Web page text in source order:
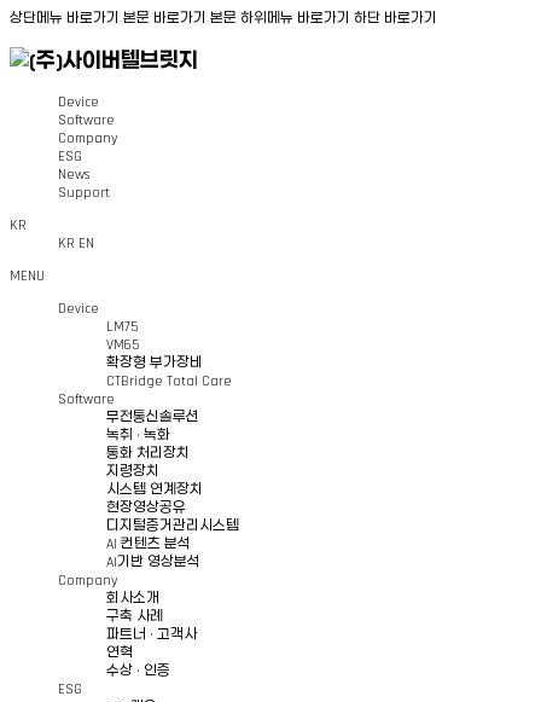
상단메뉴 바로가기 본문 바로가기 본문 하위메뉴 바로가기 하단 바로가기
Device
Software
Company
ESG
News
Support
KR
KR EN
MENU
Device
LM75
VM65
확장형 부가장비
CTBridge Total Care
Software
무전통신솔루션
녹취 · 녹화
통화 처리장치
지령장치
시스템 연계장치
현장영상공유
디지털증거관리시스템
AI 컨텐츠 분석
AI기반 영상분석
Company
회사소개
구축 사례
파트너 · 고객사
연혁
수상 · 인증
ESG